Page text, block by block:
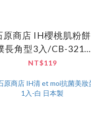
原商店 IH櫻桃肌粉餅
長角型3入/CB-3212
日本製
NT$119